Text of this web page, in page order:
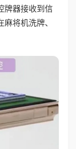
牌器接收到信
将机洗牌、